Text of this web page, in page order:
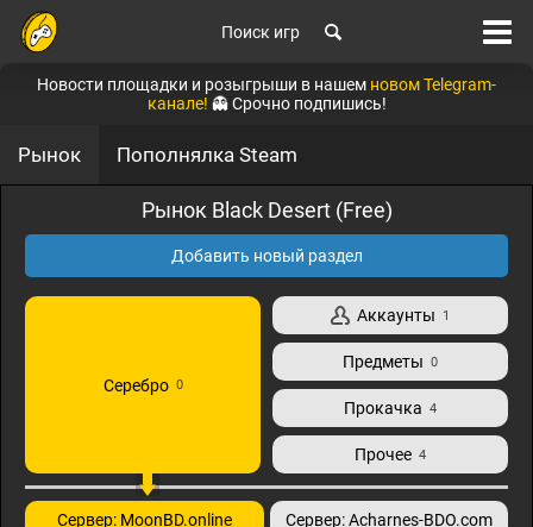
Поиск игр
Новости площадки и розыгрыши в нашем новом Telegram-
канале! 👻 Срочно подпишись!
Рынок Пополнялка Steam
Рынок Black Desert (Free)
Добавить новый раздел
Серебро 0
Аккаунты 1
Предметы 0
Прокачка 4
Прочее 4
Сервер: MoonBD.online Сервер: Acharnes-BDO.com